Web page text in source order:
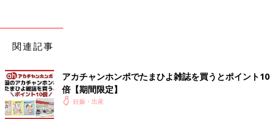
関連記事
アカチャンホンポでたまひよ雑誌を買うとポイント10
倍【期間限定】
妊娠・出産